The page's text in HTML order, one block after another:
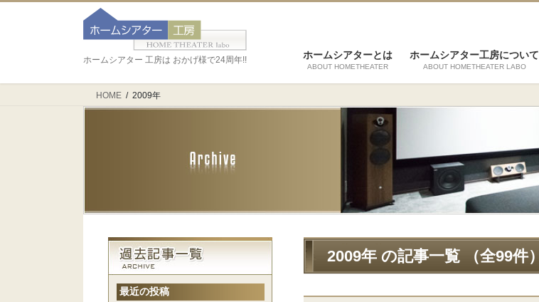
ホームシアター 工房は おかげ様で24周年!! ホームシアターとは
ABOUT HOMETHEATER
ホームシアター工房について
ABOUT HOMETHEATER LABO
HOME 2009年
最近の投稿
2009年 の記事一覧 （全99件）